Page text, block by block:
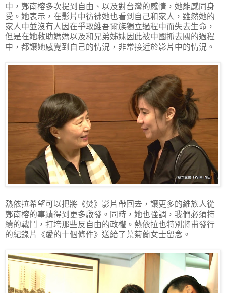
中，鄭南榕多次提到自由、以及對台灣的感情，她能感同身
受。她表示，在影片中彷彿她也看到自己和家人，雖然她的
家人中並沒有人因在爭取維吾爾族獨立過程中而失去生命，
但是在她救助媽媽以及和兄弟姊妹因此被中國抓去關的過程
中，都讓她感覺到自己的情況，非常接近於影片中的情況。
熱依拉希望可以把將《焚》影片帶回去，讓更多的維族人從
鄭南榕的事蹟得到更多啟發。同時，她也強調，我們必須持
續的戰鬥，打垮那些反自由的政權。熱依拉也特別將甫發行
的紀錄片《愛的十個條件》送給了葉菊蘭女士留念。